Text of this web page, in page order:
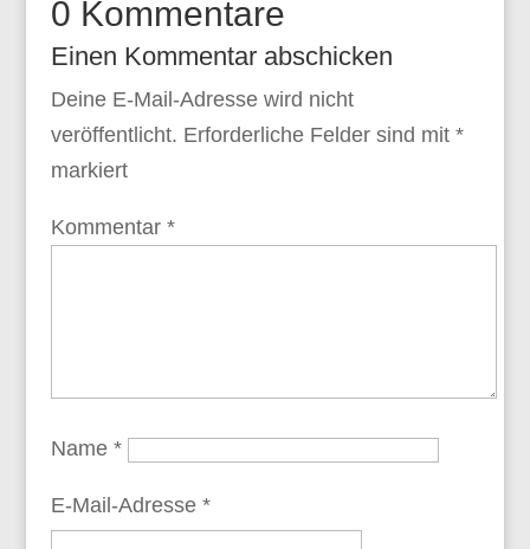
0 Kommentare
Einen Kommentar abschicken
Deine E-Mail-Adresse wird nicht
veröffentlicht. Erforderliche Felder sind mit *
markiert
Kommentar *
Name *
E-Mail-Adresse *